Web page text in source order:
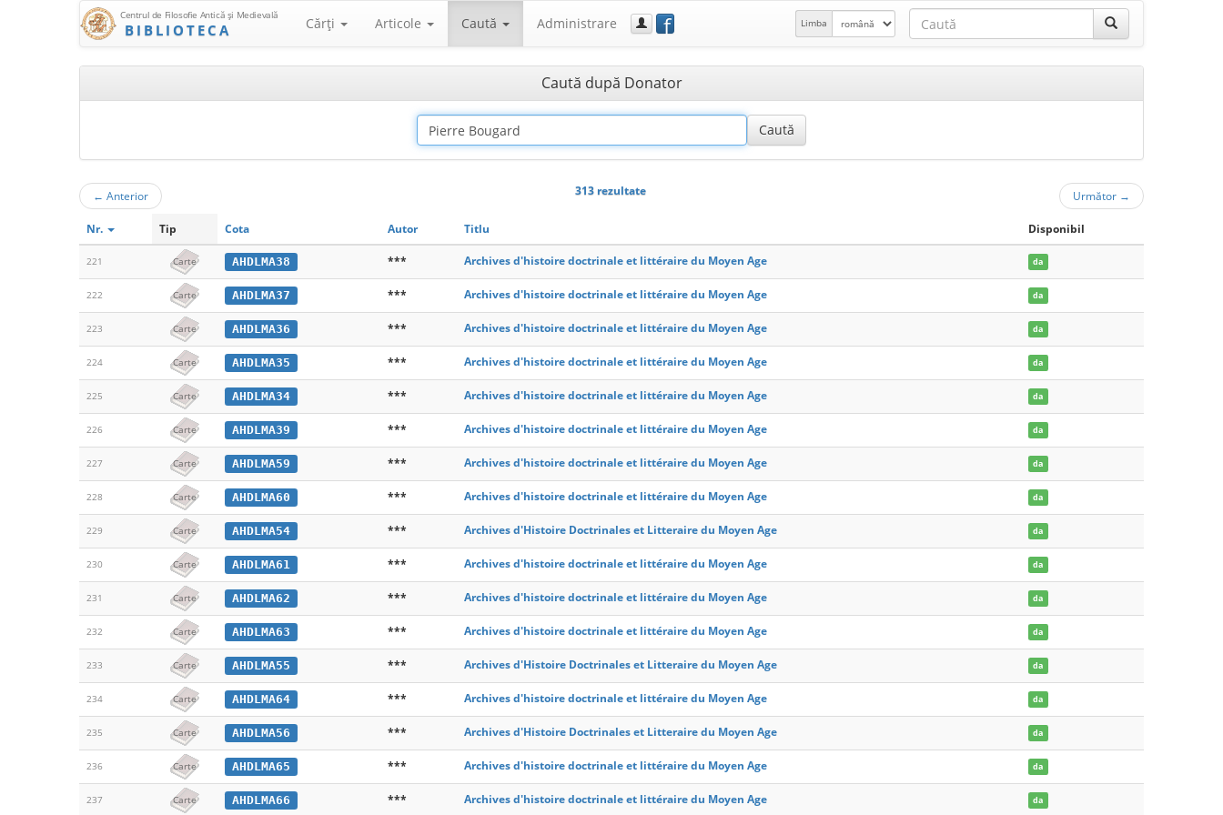
Centrul de Filosofie Antică şi Medievală
BIBLIOTECA Cărţi Articole Caută Administrare f Limba
Caută după Donator
← Anterior 313 rezultate Următor →
Nr. Tip Cota Autor Titlu Disponibil
221 Carte AHDLMA38 *** Archives d'histoire doctrinale et littéraire du Moyen Age da
222 Carte AHDLMA37 *** Archives d'histoire doctrinale et littéraire du Moyen Age da
223 Carte AHDLMA36 *** Archives d'histoire doctrinale et littéraire du Moyen Age da
224 Carte AHDLMA35 *** Archives d'histoire doctrinale et littéraire du Moyen Age da
225 Carte AHDLMA34 *** Archives d'histoire doctrinale et littéraire du Moyen Age da
226 Carte AHDLMA39 *** Archives d'histoire doctrinale et littéraire du Moyen Age da
227 Carte AHDLMA59 *** Archives d'histoire doctrinale et littéraire du Moyen Age da
228 Carte AHDLMA60 *** Archives d'histoire doctrinale et littéraire du Moyen Age da
229 Carte AHDLMA54 *** Archives d'Histoire Doctrinales et Litteraire du Moyen Age da
230 Carte AHDLMA61 *** Archives d'histoire doctrinale et littéraire du Moyen Age da
231 Carte AHDLMA62 *** Archives d'histoire doctrinale et littéraire du Moyen Age da
232 Carte AHDLMA63 *** Archives d'histoire doctrinale et littéraire du Moyen Age da
233 Carte AHDLMA55 *** Archives d'Histoire Doctrinales et Litteraire du Moyen Age da
234 Carte AHDLMA64 *** Archives d'histoire doctrinale et littéraire du Moyen Age da
235 Carte AHDLMA56 *** Archives d'Histoire Doctrinales et Litteraire du Moyen Age da
236 Carte AHDLMA65 *** Archives d'histoire doctrinale et littéraire du Moyen Age da
237 Carte AHDLMA66 *** Archives d'histoire doctrinale et littéraire du Moyen Age da